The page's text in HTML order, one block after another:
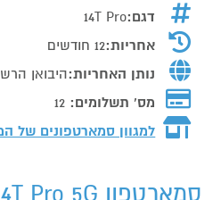
דגם:14T Pro
אחריות:12 חודשים
נותן האחריות:היבואן
מס' תשלומים: 12
למגוון סמארטפונים של